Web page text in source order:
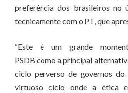
preferência dos brasileiros no
tecnicamente com o PT, que
“Este é um grande
PSDB como a principal
ciclo perverso de governos
virtuoso ciclo onde a ética